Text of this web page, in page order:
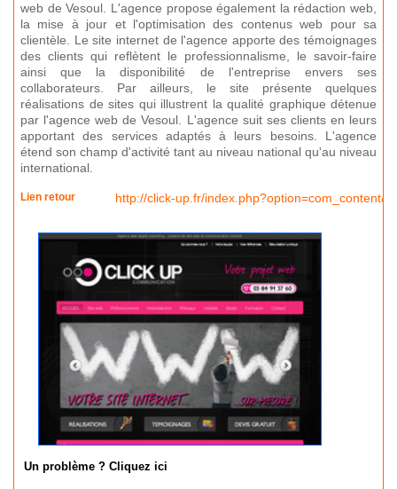
web de Vesoul. L'agence propose également la rédaction web,
la mise à jour et l'optimisation des contenus web pour sa
clientèle. Le site internet de l'agence apporte des témoignages
des clients qui reflètent le professionnalisme, le savoir-faire
ainsi que la disponibilité de l'entreprise envers ses
collaborateurs. Par ailleurs, le site présente quelques
réalisations de sites qui illustrent la qualité graphique détenue
par l'agence web de Vesoul. L'agence suit ses clients en leurs
apportant des services adaptés à leurs besoins. L'agence
étend son champ d'activité tant au niveau national qu'au niveau
international.
Lien retour http://click-up.fr/
Un problème ? Cliquez ici